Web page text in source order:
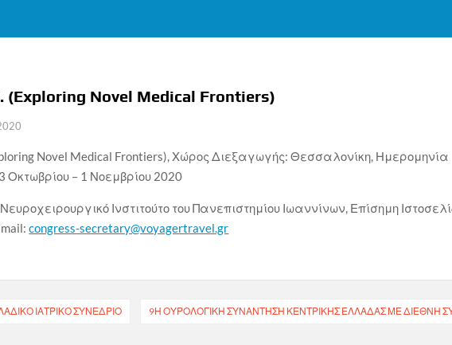
(Exploring Novel Medical Frontiers)
Novel Medical Frontiers), Χώρος Διεξαγωγής: Θεσσαλονίκη, Ημερομηνία
Οκτωβρίου – 1 Νοεμβρίου 2020
Ινστιτούτο του Πανεπιστημίου Ιωαννίνων, Επίσημη
congress-secretary@voyagertravel.gr
ΙΑΤΡΙΚΌ ΣΥΝΈΔΡΙΟ 9Η ΟΥΡΟΛΟΓΙΚΉ ΣΥΝΆΝΤΗΣΗ ΚΕΝΤΡΙΚΉΣ ΕΛΛΆΔΑΣ ΜΕ ΔΙΕΘΝΉ